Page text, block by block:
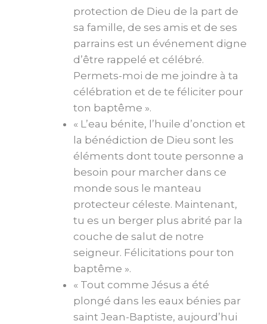
protection de Dieu de la part de
sa famille, de ses amis et de ses
parrains est un événement digne
d’être rappelé et célébré.
Permets-moi de me joindre à ta
célébration et de te féliciter pour
ton baptême ».
« L’eau bénite, l’huile d’onction et
la bénédiction de Dieu sont les
éléments dont toute personne a
besoin pour marcher dans ce
monde sous le manteau
protecteur céleste. Maintenant,
tu es un berger plus abrité par la
couche de salut de notre
seigneur. Félicitations pour ton
baptême ».
« Tout comme Jésus a été
plongé dans les eaux bénies par
saint Jean-Baptiste, aujourd’hui